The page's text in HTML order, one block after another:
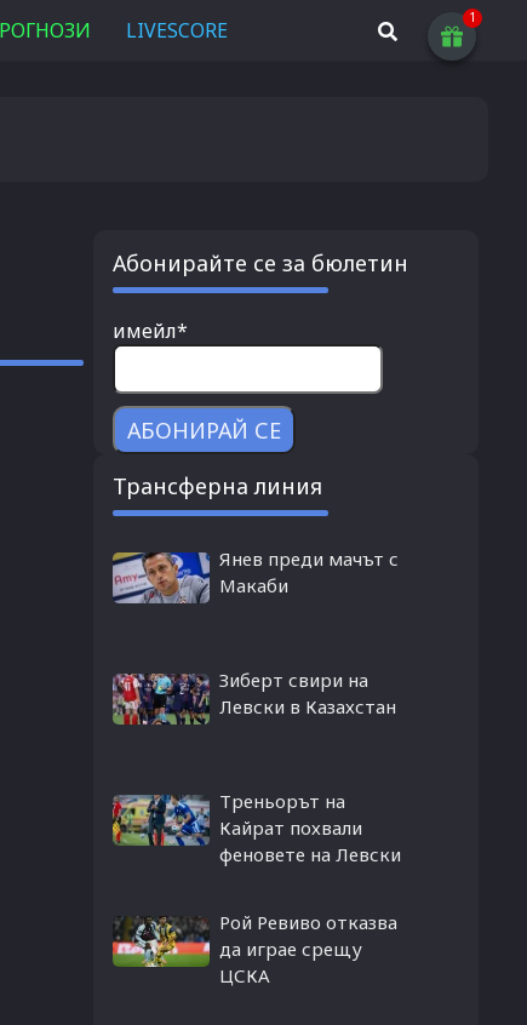
LIVESCORE
Абонирайте се за бюлетин
имейл*
Трансферна линия
Янев преди мачът с
Макаби
Зиберт свири на
Левски в Казахстан
Треньорът на
Кайрат похвали
феновете на Левски
Рой Ревиво отказва
да играе срещу
ЦСКА